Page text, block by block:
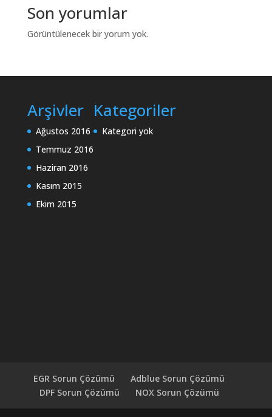
Son yorumlar
Görüntülenecek bir yorum yok.
Arşivler
Ağustos 2016
Temmuz 2016
Haziran 2016
Kasım 2015
Ekim 2015
Kategoriler
Kategori yok
EGR Sorun Çözümü
Adblue Sorun Çözümü
DPF Sorun Çözümü
NOX Sorun Çözümü